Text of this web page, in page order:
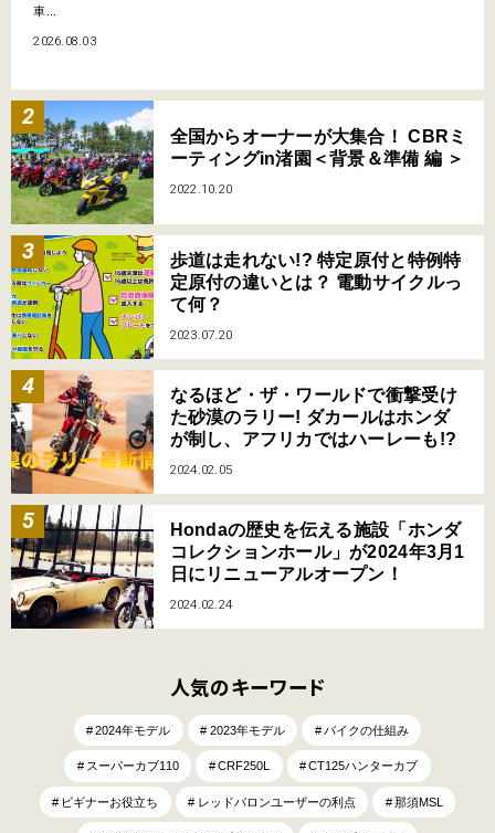
車...
2026.08.03
全国からオーナーが大集合！ CBRミ
ーティングin渚園＜背景＆準備 編 ＞
2022.10.20
歩道は走れない!? 特定原付と特例特
定原付の違いとは？ 電動サイクルっ
て何？
2023.07.20
なるほど・ザ・ワールドで衝撃受け
た砂漠のラリー! ダカールはホンダ
が制し、アフリカではハーレーも!?
2024.02.05
Hondaの歴史を伝える施設「ホンダ
コレクションホール」が2024年3月1
日にリニューアルオープン！
2024.02.24
人気のキーワード
2024年モデル 2023年モデル バイクの仕組み
スーパーカブ110 CRF250L CT125ハンターカブ
ビギナーお役立ち レッドバロンユーザーの利点 那須MSL